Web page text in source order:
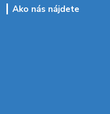
Ako nás nájdete